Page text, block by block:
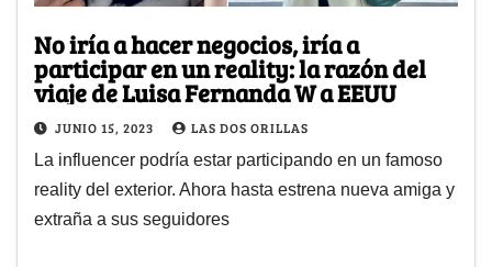
No iría a hacer negocios, iría a
participar en un reality: la razón del
viaje de Luisa Fernanda W a EEUU
JUNIO 15, 2023 LAS DOS ORILLAS
La influencer podría estar participando en un famoso
reality del exterior. Ahora hasta estrena nueva amiga y
extraña a sus seguidores